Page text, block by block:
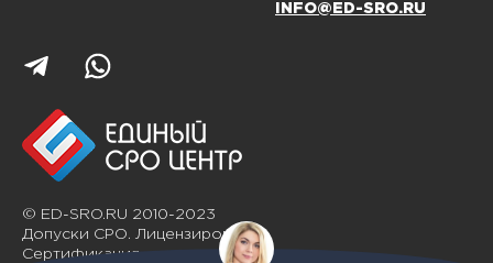
INFO@ED-SRO.RU
© ED-SRO.RU 2010-2023
Допуски СРО. Лицензирование.
Сертификация